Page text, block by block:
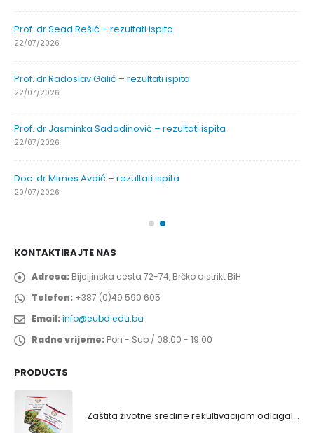
Prof. dr Sead Rešić – rezultati ispita
22/07/2026
Prof. dr Radoslav Galić – rezultati ispita
22/07/2026
Prof. dr Jasminka Sadadinović – rezultati ispita
22/07/2026
Doc. dr Mirnes Avdić – rezultati ispita
20/07/2026
KONTAKTIRAJTE NAS
Adresa: Bijeljinska cesta 72-74, Brčko distrikt BiH
Telefon: +387 (0)49 590 605
Email:info@eubd.edu.ba
Radno vrijeme: Pon - Sub / 08:00 - 19:00
PRODUCTS
Zaštita životne sredine rekultivacijom odlagališta